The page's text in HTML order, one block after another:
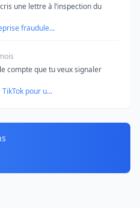
une lettre à l’inspection du
fraudule...
compte que tu veux signaler
pour u...